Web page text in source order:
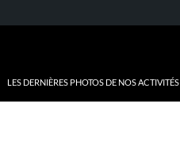
LES DERNIÈRES PHOTOS DE NOS ACTIVITÉS